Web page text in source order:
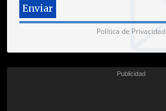
Política de Privacidad